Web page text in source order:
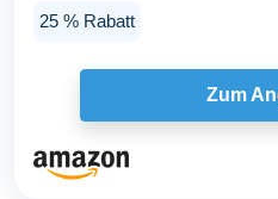
25 % Rabatt
Zum